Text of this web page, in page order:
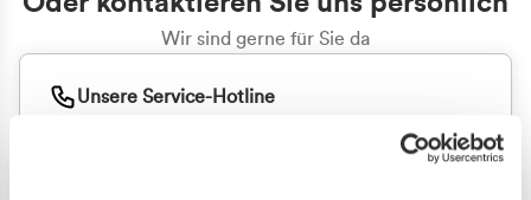
Wir sind gerne für Sie da
Unsere Service-Hotline